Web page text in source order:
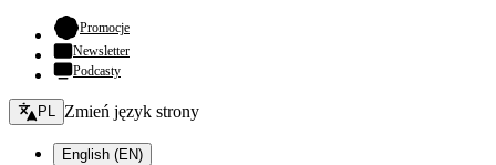
Promocje- otwiera się w nowej karcie
Newsletter
Podcasty
Zmień język - bieżący:
PL Zmień język strony
English (EN)